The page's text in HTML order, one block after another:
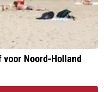
Noord-Holland